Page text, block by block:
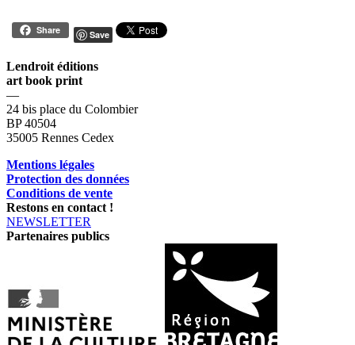
Share Save
Lendroit éditions
art book print
—
24 bis place du Colombier
BP 40504
35005 Rennes Cedex
Mentions légales
Protection des données
Conditions de vente
Restons en contact !
NEWSLETTER
Partenaires publics